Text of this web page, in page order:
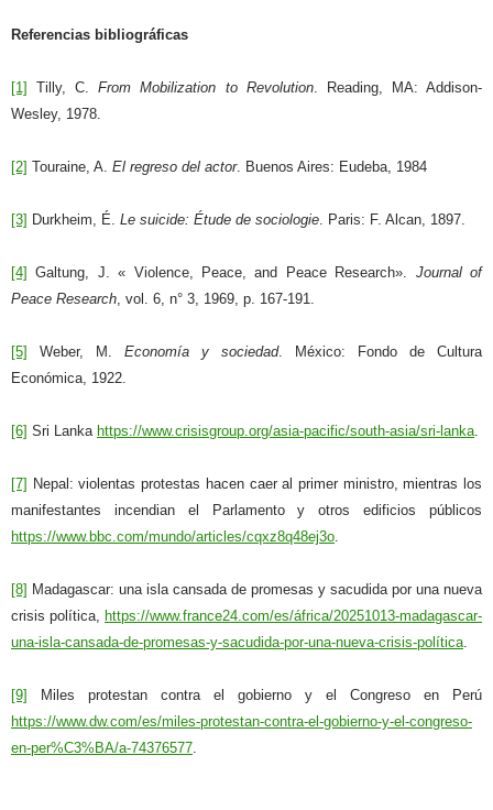
Referencias bibliográficas
[1] Tilly, C.From Mobilization to Revolution. Reading, MA: Addison-
Wesley, 1978.
[2] Touraine, A. El regreso del actor. Buenos Aires: Eudeba, 1984
[3] Durkheim, É. Le suicide: Étude de sociologie. Paris: F. Alcan, 1897.
[4] Galtung, J. « Violence, Peace, and Peace Research». Journal of
Peace Research, vol. 6, n° 3, 1969, p. 167-191.
[5] Weber, M. Economía y sociedad. México: Fondo de Cultura
Económica, 1922.
[6] Sri Lanka https://www.crisisgroup.org/asia-pacific/south-asia/sri-lanka.
[7] Nepal: violentas protestas hacen caer al primer ministro, mientras los
manifestantes incendian el Parlamento y otros edificios públicos
https://www.bbc.com/mundo/articles/cqxz8q48ej3o.
[8] Madagascar: una isla cansada de promesas y sacudida por una nueva
crisis política, https://www.france24.com/es/áfrica/20251013-madagascar-
una-isla-cansada-de-promesas-y-sacudida-por-una-nueva-crisis-política.
[9]
Miles protestan contra el gobierno y el Congreso en Perú
https://www.dw.com/es/miles-protestan-contra-el-gobierno-y-el-congreso-
en-per%C3%BA/a-74376577.